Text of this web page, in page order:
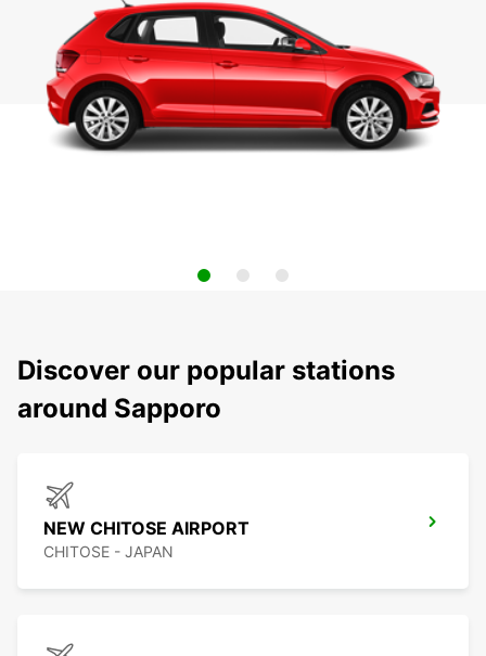
Discover our popular stations
around Sapporo
NEW CHITOSE AIRPORT
CHITOSE - JAPAN